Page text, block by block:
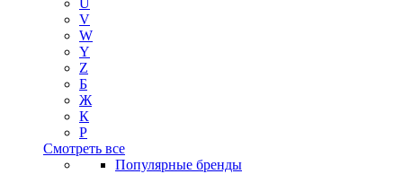
U
V
W
Y
Z
Б
Ж
К
Р
Смотреть все
Популярные бренды